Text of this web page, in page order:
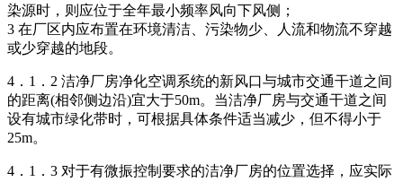
染源时，则应位于全年最小频率风向下风侧；
3 在厂区内应布置在环境清洁、污染物少、人流和物流不穿越
或少穿越的地段。
4．1．2 洁净厂房净化空调系统的新风口与城市交通干道之间
的距离(相邻侧边沿)宜大于50m。当洁净厂房与交通干道之间
设有城市绿化带时，可根据具体条件适当减少，但不得小于
25m。
4．1．3 对于有微振控制要求的洁净厂房的位置选择，应实际